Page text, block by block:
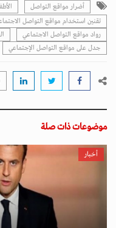
أضرار مواقع التواصل
تقنين استخدام مواقع التواصل
رواد مواقع التواصل الاجتماعي
جدل على مواقع التواصل الإجتماعي
موضوعات ذات صلة
أخبار